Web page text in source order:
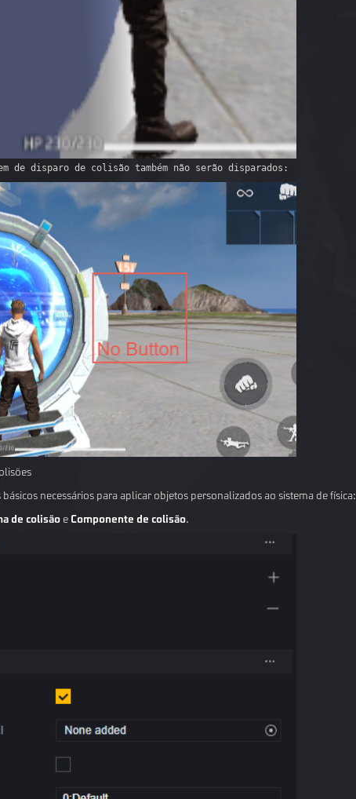
necessários para aplicar objetos personalizados ao sistema de física:
de colisão e Componente de colisão.